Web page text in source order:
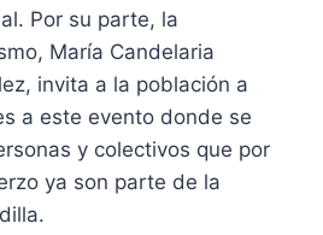
Por su parte, la
María Candelaria
invita a la población a
a este evento donde se
y colectivos que por
ya son parte de la